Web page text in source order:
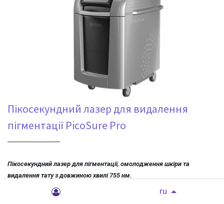
ru
Пікосекундний лазер для видалення
пігментації PicoSure Pro
Пікосекундний лазер для пігментації, омолодження шкіри та
видалення тату з довжиною хвилі 755 нм.
Лечение мелазмы – единственный одобренный